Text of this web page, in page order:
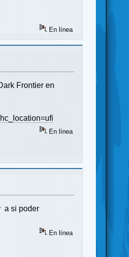
En línea
Frontier en
En línea
a si poder
En línea